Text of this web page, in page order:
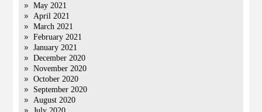
May 2021
April 2021
March 2021
February 2021
January 2021
December 2020
November 2020
October 2020
September 2020
August 2020